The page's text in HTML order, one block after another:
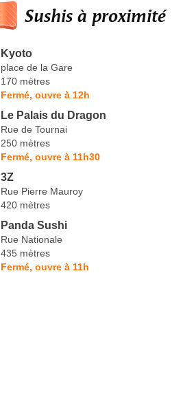
Sushis à proximité
Kyoto
place de la Gare
170 mètres
Fermé, ouvre à 12h
Le Palais du Dragon
Rue de Tournai
250 mètres
Fermé, ouvre à 11h30
3Z
Rue Pierre Mauroy
420 mètres
Panda Sushi
Rue Nationale
435 mètres
Fermé, ouvre à 11h